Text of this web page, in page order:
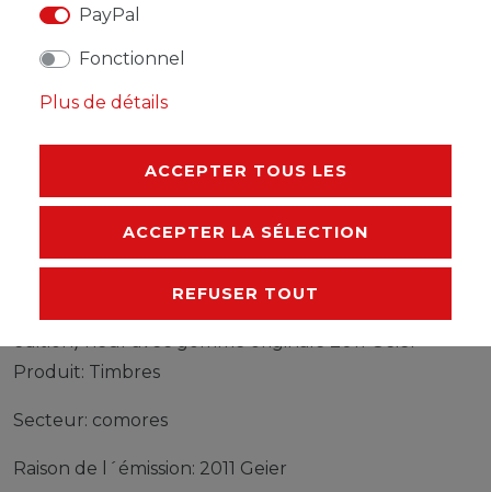
DESCRIPTION
AUTRES DÉTAILS
RESPONSABLE DE L'UE
Produit: Timbres
Secteur: comores
Raison de l´émission: 2011 Geier
PayPal
Fonctionnel
Plus de détails
ACCEPTER TOUS LES
ACCEPTER LA SÉLECTION
REFUSER TOUT